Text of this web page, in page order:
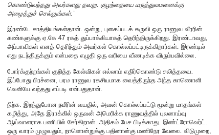
கொண்டுவந்தது அவர்களது தவறு. குழந்தையை மருத்துவமனைக்கு
அழைத்துச் செல்லுங்கள்.’
இரண்டே சாத்தியங்கள்தான். ஒன்று, புகைப்படக் கருவி ஒரு ராணுவ வீரரின்
கண்களுக்கு ஏ.கே 47 ரகத் துப்பாக்கியாகத் தெரிந்திருக்கிறது. இரண்டாவது,
அப்பாவிகள் எனத் தெரிந்தும் அவர்கள் கொல்லப்பட்டிருக்கிறார்கள். இரண்டில்
எது நடந்திருக்கும் என்பதை எழுதி ஒரு வரியை வீணடிக்க விரும்பவில்லை.
போர்க்குற்றங்கள் குறித்த கேள்விகள் எல்லாம் எதிர்கொண்டு சலித்தவை.
இப்போது பிரச்னை, பரம ராணுவ ரகசியமாக வைத்திருந்த அந்த காணொளி
வெளியே வந்தது எப்படி என்பதுதான்.
நிற்க. இறந்துபோன நமீரின் வயதில், அவன் கொல்லப்பட்டு மூன்று மாதங்கள்
கழித்து, அதே இராக்கில் ஒருவன் அமெரிக்க ராணுவத்தில் புலனாய்வு
ஆய்வாளராக பணியில் சேர்கிறான். அதிகம் பேச பிடிக்காது. இண்ட்ரோவெர்ட்.
ஒரு வாரம் முழுவதும், நாளொன்றுக்கு பதினான்கு மணிநேர வேலை. விடுமுறை,